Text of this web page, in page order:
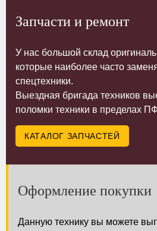
Запчасти и ремонт
У нас большой склад
которые наиболее часто
спецтехники.
Выездная бригада техников
поломки техники в пределах
КАТАЛОГ ЗАПЧАСТЕЙ
Оформление покупки
Данную технику вы можете